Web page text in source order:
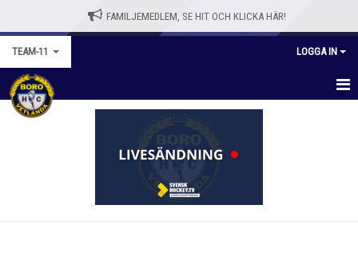
FAMILJEMEDLEM, SE HIT OCH KLICKA HÄR!
TEAM-11 LOGGA IN
TEAM-11